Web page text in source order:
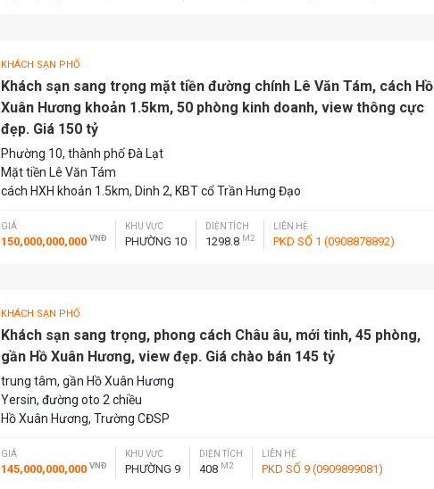
KHÁCH SẠN PHỐ
Khách sạn sang trọng mặt tiền đường chính Lê Văn Tám, cách Hồ
Xuân Hương khoản 1.5km, 50 phòng kinh doanh, view thông cực
đẹp. Giá 150 tỷ
Phường 10, thành phố Đà Lạt
Mặt tiền Lê Văn Tám
cách HXH khoản 1.5km, Dinh 2, KBT cổ Trần Hưng Đạo
GIÁ
150,000,000,000 VNĐ
KHU VỰC
PHƯỜNG 10
DIỆN TÍCH
1298.8 M2
LIÊN HỆ
PKD SỐ 1 (0908878892)
KHÁCH SẠN PHỐ
Khách sạn sang trọng, phong cách Châu âu, mới tinh, 45 phòng,
gần Hồ Xuân Hương, view đẹp. Giá chào bán 145 tỷ
trung tâm, gần Hồ Xuân Hương
Yersin, đường oto 2 chiều
Hồ Xuân Hương, Trường CĐSP
GIÁ
145,000,000,000 VNĐ
KHU VỰC
PHƯỜNG 9
DIỆN TÍCH
408 M2
LIÊN HỆ
PKD SỐ 9 (0909899081)